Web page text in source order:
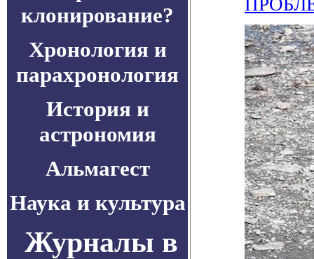
клонирование?
Хронология и
парахронология
История и
астрономия
Альмагест
Наука и культура
Журналы в